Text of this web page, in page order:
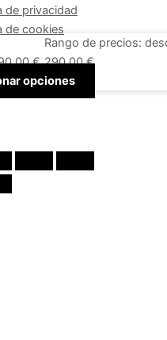
de privacidad
de cookies
€
Rango de precios:
290,00 €
opciones